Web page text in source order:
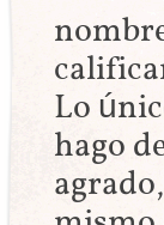
Lo
hago